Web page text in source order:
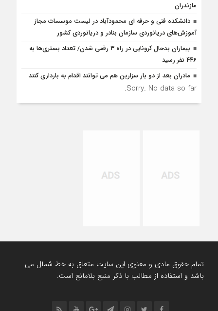
مازندران
دانشکده فنی و حرفه ای محمودآباد در لیست موسسات مجاز
آموزش‌های دریانوردی سازمان بنادر و دریانوردی کشور
بیماران بدحال کرونایی در راه ۳ رقمی شدن/ تعداد بستری‌ها به
۴۴۶ نفر رسید
مادران بعد از دو بار سزارین هم می توانند اقدام به بارداری کنند
Sorry. No data so far.
تمام حقوق مادی و معنوی این سایت متعلق به خط شمال می
باشد و استفاده از مطالب با ذکر منبع بلامانع است.